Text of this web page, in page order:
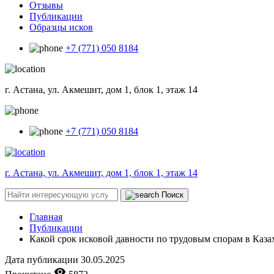
Отзывы
Публикации
Образцы исков
+7 (771) 050 8184
г. Астана, ул. Акмешит, дом 1, блок 1, этаж 14
+7 (771) 050 8184
г. Астана, ул. Акмешит, дом 1, блок 1, этаж 14
Поиск
Главная
Публикации
Какой срок исковой давности по трудовым спорам в
Дата публикации 30.05.2025